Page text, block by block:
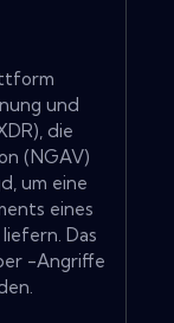
und
die
(NGAV)
um eine
eines
Das
​​-Angriffe